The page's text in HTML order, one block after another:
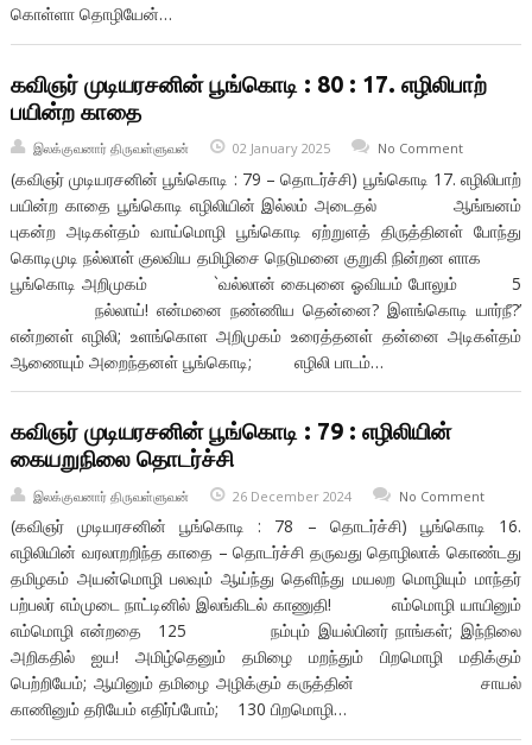
கொள்ளா தொழியேன்…
கவிஞர் முடியரசனின் பூங்கொடி : 80 : 17. எழிலிபாற்
பயின்ற காதை
இலக்குவனார் திருவள்ளுவன் 02 January 2025 No Comment
(கவிஞர் முடியரசனின் பூங்கொடி : 79 – தொடர்ச்சி) பூங்கொடி 17. எழிலிபாற்
பயின்ற காதை பூங்கொடி எழிலியின் இல்லம் அடைதல் ஆங்ஙனம்
புகன்ற அடிகள்தம் வாய்மொழி பூங்கொடி ஏற்றுளத் திருத்தினள் போந்து
கொடிமுடி நல்லாள் குலவிய தமிழிசை நெடுமனை குறுகி நின்றன ளாக
பூங்கொடி அறிமுகம் `வல்லான் கைபுனை ஓவியம் போலும் 5
நல்லாய்! என்மனை நண்ணிய தென்னை? இளங்கொடி யார்நீ?’
என்றனள் எழிலி; உளங்கொள அறிமுகம் உரைத்தனள் தன்னை அடிகள்தம்
ஆணையும் அறைந்தனள் பூங்கொடி; எழிலி பாடம்…
கவிஞர் முடியரசனின் பூங்கொடி : 79 : எழிலியின்
கையறுநிலை தொடர்ச்சி
இலக்குவனார் திருவள்ளுவன் 26 December 2024 No Comment
(கவிஞர் முடியரசனின் பூங்கொடி : 78 – தொடர்ச்சி) பூங்கொடி 16.
எழிலியின் வரலாறறிந்த காதை – தொடர்ச்சி தருவது தொழிலாக் கொண்டது
தமிழகம் அயன்மொழி பலவும் ஆய்ந்து தெளிந்து மயலற மொழியும் மாந்தர்
பற்பலர் எம்முடை நாட்டினில் இலங்கிடல் காணுதி! எம்மொழி யாயினும்
எம்மொழி என்றதை 125 நம்பும் இயல்பினர் நாங்கள்; இந்நிலை
அறிகதில் ஐய! அமிழ்தெனும் தமிழை மறந்தும் பிறமொழி மதிக்கும்
பெற்றியேம்; ஆயினும் தமிழை அழிக்கும் கருத்தின் சாயல்
காணினும் தரியேம் எதிர்ப்போம்; 130 பிறமொழி…